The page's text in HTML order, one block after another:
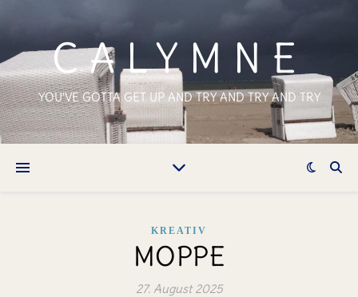
CALYMNE
YOU'VE GOTTA GET UP AND TRY AND TRY AND TRY
KREATIV
MOPPE
27. August 2025